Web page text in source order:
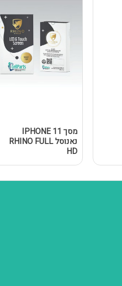
מסך IPHONE 11
נאנוסל RHINO FULL
HD